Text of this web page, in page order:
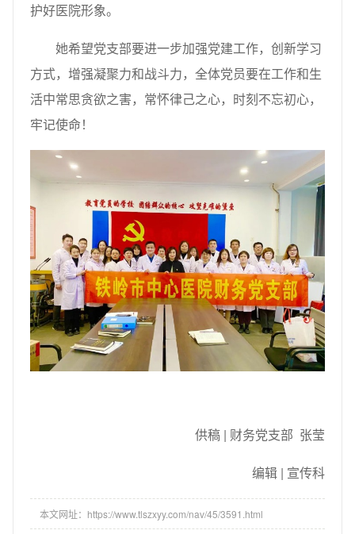
护好医院形象。
她希望党支部要进一步加强党建工作，创新学习
方式，增强凝聚力和战斗力，全体党员要在工作和生
活中常思贪欲之害，常怀律己之心，时刻不忘初心，
牢记使命！
供稿 | 财务党支部 张莹
编辑 | 宣传科
本文网址：https://www.tlszxyy.com/nav/45/3591.html